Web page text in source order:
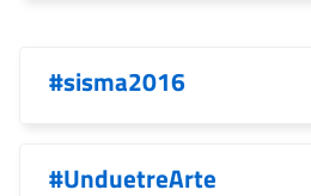
#sisma2016
#UnduetreArte